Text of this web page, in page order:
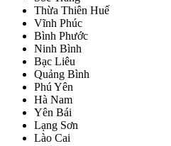
Thừa Thiên Huế
Vĩnh Phúc
Bình Phước
Ninh Bình
Bạc Liêu
Quảng Bình
Phú Yên
Hà Nam
Yên Bái
Lạng Sơn
Lào Cai